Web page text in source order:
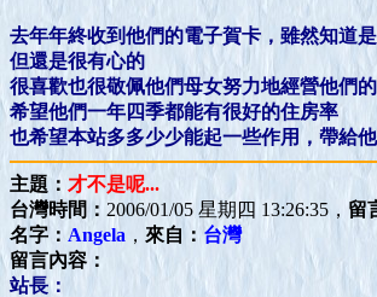
去年年終收到他們的電子賀卡，雖然知道
但還是很有心的
很喜歡也很敬佩他們母女努力地經營他們
希望他們一年四季都能有很好的住房率
也希望本站多多少少能起一些作用，帶給
主題： 才不是呢...
台灣時間： 2006/01/05 星期四 13:26:35， 留
名字： Angela ， 來自： 台灣
留言內容：
站長：